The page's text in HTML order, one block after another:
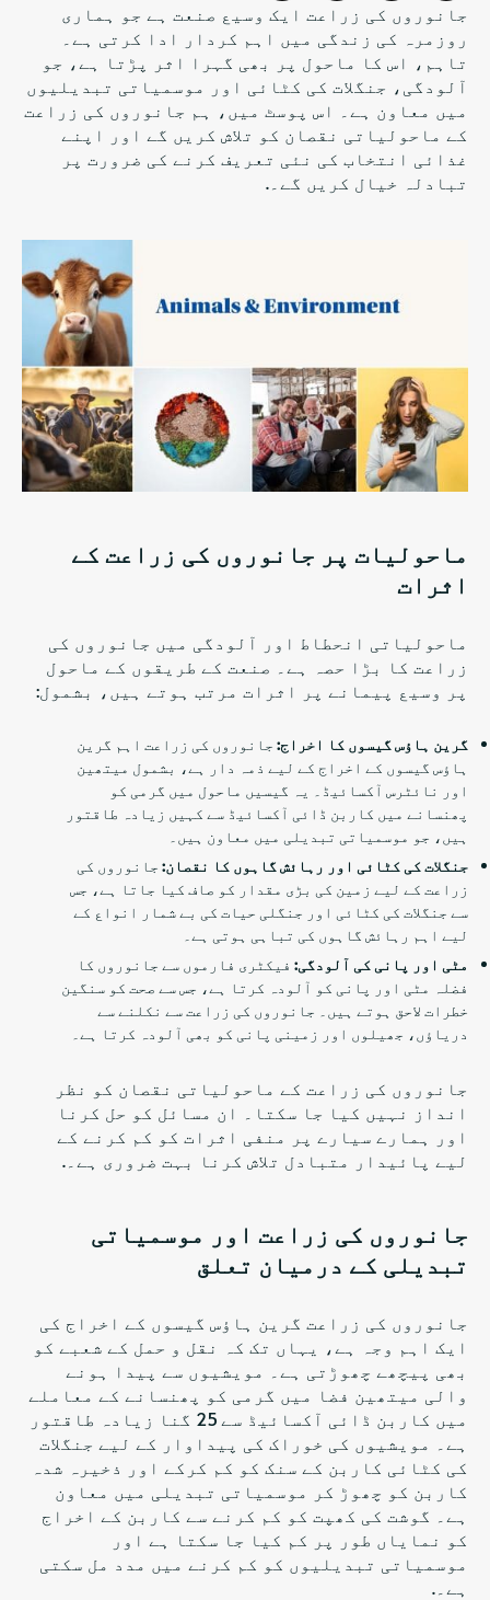
جانوروں کی زراعت ایک وسیع صنعت ہے جو ہماری
روزمرہ کی زندگی میں اہم کردار ادا کرتی ہے۔
تاہم، اس کا ماحول پر بھی گہرا اثر پڑتا ہے، جو
آلودگی، جنگلات کی کٹائی اور موسمیاتی تبدیلیوں
میں معاون ہے۔ اس پوسٹ میں، ہم جانوروں کی زراعت
کے ماحولیاتی نقصان کو تلاش کریں گے اور اپنے
غذائی انتخاب کی نئی تعریف کرنے کی ضرورت پر
تبادلہ خیال کریں گے۔.
ماحولیات پر جانوروں کی زراعت کے
اثرات
ماحولیاتی انحطاط اور آلودگی میں جانوروں کی
زراعت کا بڑا حصہ ہے۔ صنعت کے طریقوں کے ماحول
پر وسیع پیمانے پر اثرات مرتب ہوتے ہیں، بشمول:
گرین ہاؤس گیسوں کا اخراج: جانوروں کی زراعت اہم گرین
ہاؤس گیسوں کے اخراج کے لیے ذمہ دار ہے، بشمول میتھین
اور نائٹرس آکسائیڈ۔ یہ گیسیں ماحول میں گرمی کو
پھنسانے میں کاربن ڈائی آکسائیڈ سے کہیں زیادہ طاقتور
ہیں، جو موسمیاتی تبدیلی میں معاون ہیں۔
جنگلات کی کٹائی اور رہائش گاہوں کا نقصان: جانوروں کی
زراعت کے لیے زمین کی بڑی مقدار کو صاف کیا جاتا ہے، جس
سے جنگلات کی کٹائی اور جنگلی حیات کی بے شمار انواع کے
لیے اہم رہائش گاہوں کی تباہی ہوتی ہے۔
مٹی اور پانی کی آلودگی: فیکٹری فارموں سے جانوروں کا
فضلہ مٹی اور پانی کو آلودہ کرتا ہے، جس سے صحت کو سنگین
خطرات لاحق ہوتے ہیں۔ جانوروں کی زراعت سے نکلنے سے
دریاؤں، جھیلوں اور زمینی پانی کو بھی آلودہ کرتا ہے۔
جانوروں کی زراعت کے ماحولیاتی نقصان کو نظر
انداز نہیں کیا جا سکتا۔ ان مسائل کو حل کرنا
اور ہمارے سیارے پر منفی اثرات کو کم کرنے کے
لیے پائیدار متبادل تلاش کرنا بہت ضروری ہے۔.
جانوروں کی زراعت اور موسمیاتی
تبدیلی کے درمیان تعلق
جانوروں کی زراعت گرین ہاؤس گیسوں کے اخراج کی
ایک اہم وجہ ہے، یہاں تک کہ نقل و حمل کے شعبے کو
بھی پیچھے چھوڑتی ہے۔ مویشیوں سے پیدا ہونے
والی میتھین فضا میں گرمی کو پھنسانے کے معاملے
میں کاربن ڈائی آکسائیڈ سے 25 گنا زیادہ طاقتور
ہے۔ مویشیوں کی خوراک کی پیداوار کے لیے جنگلات
کی کٹائی کاربن کے سنک کو کم کرکے اور ذخیرہ شدہ
کاربن کو چھوڑ کر موسمیاتی تبدیلی میں معاون
ہے۔ گوشت کی کھپت کو کم کرنے سے کاربن کے اخراج
کو نمایاں طور پر کم کیا جا سکتا ہے اور
موسمیاتی تبدیلیوں کو کم کرنے میں مدد مل سکتی
ہے۔.